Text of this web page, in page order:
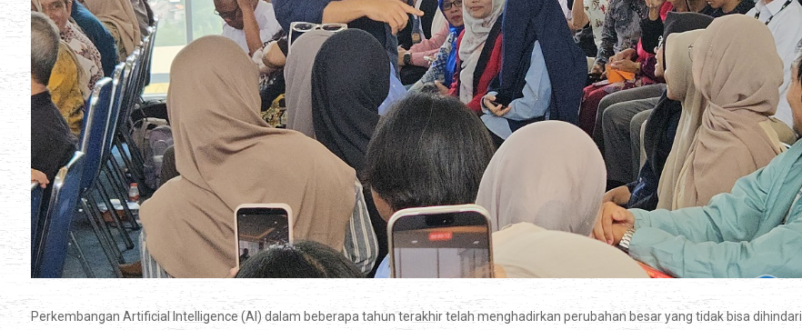
Perkembangan Artificial Intelligence (AI) dalam beberapa tahun terakhir telah menghadirkan perubahan besar yang tidak bisa dihindari